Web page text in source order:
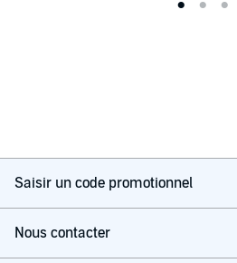
Saisir un code promotionnel
Nous contacter